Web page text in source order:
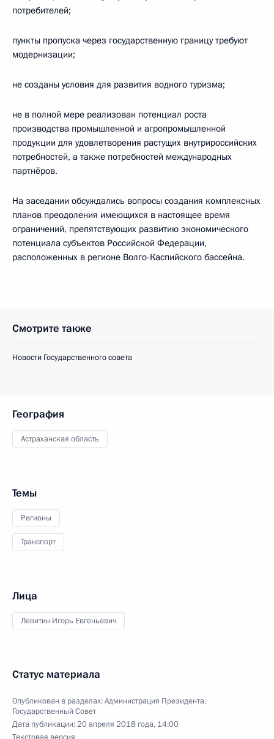
потребителей;
пункты пропуска через государственную границу требуют
модернизации;
не созданы условия для развития водного туризма;
не в полной мере реализован потенциал роста
производства промышленной и агропромышленной
продукции для удовлетворения растущих внутрироссийских
потребностей, а также потребностей международных
партнёров.
На заседании обсуждались вопросы создания комплексных
планов преодоления имеющихся в настоящее время
ограничений, препятствующих развитию экономического
потенциала субъектов Российской Федерации,
расположенных в регионе Волго-Каспийского бассейна.
Смотрите также
Новости Государственного совета
География
Астраханская область
Темы
Регионы
Транспорт
Лица
Левитин Игорь Евгеньевич
Статус материала
Опубликован в разделах:Администрация Президента,
Государственный Совет
Дата публикации:20 апреля 2018 года, 14:00